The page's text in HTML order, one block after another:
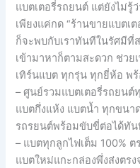
แบตเตอรี่รถยนต์ แต่ยังไม่รู้
เพียงแค่กด “ร้านขายแบตเ
ก็จะพบกับเราทันทีในรัศมีที่
เข้ามาหาก็ตามสะดวก ช่วย
เทิร์นแบต ทุกรุ่น ทุกยี่ห้อ พ
– ศูนย์รวมแบตเตอรี่รถยน
แบตกึ่งแห้ง แบตน้ำ ทุกขนา
รถรยนต์พร้อมขับขี่ต่อได้ทัน
– แบตทุกลูกไฟเต็ม 100%
แบตใหม่แกะกล่องพึ่งส่งตร